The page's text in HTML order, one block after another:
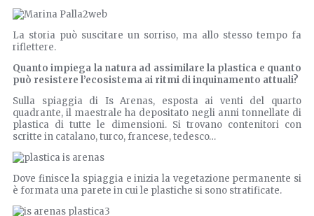
La storia può suscitare un sorriso, ma allo stesso tempo fa
riflettere.
Quanto impiega la natura ad assimilare la plastica e quanto
può resistere l’ecosistema ai ritmi di inquinamento attuali?
Sulla spiaggia di Is Arenas, esposta ai venti del quarto
quadrante, il maestrale ha depositato negli anni tonnellate di
plastica di tutte le dimensioni. Si trovano contenitori con
scritte in catalano, turco, francese, tedesco…
Dove finisce la spiaggia e inizia la vegetazione permanente si
è formata una parete in cui le plastiche si sono stratificate.